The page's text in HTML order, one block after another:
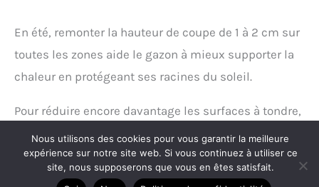
En été, remonter la hauteur de coupe de 1 à 2 cm sur
toutes les zones aide le gazon à mieux supporter la
chaleur en protégeant ses racines du soleil.
Pour réduire encore davantage les surfaces à tondre,
il est possible de repenser l’aménagement même
des bordures et des zones difficiles d’accès.
Nous utilisons des cookies pour vous garantir la meilleure
expérience sur notre site web. Si vous continuez à utiliser ce
site, nous supposerons que vous en êtes satisfait.